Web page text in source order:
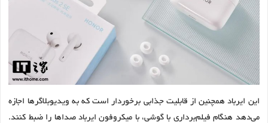
این ایرباد همچنین از قابلیت جذابی برخوردار است که به ویدیوبلاگرها اجازه
می‌دهد هنگام فیلم‌برداری با گوشی، با میکروفون ایرباد صداها را ضبط کنند.